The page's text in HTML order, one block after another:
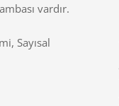
vardır.
Sayısal